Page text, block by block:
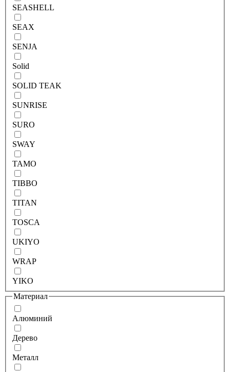
SEASHELL
SEAX
SENJA
Solid
SOLID TEAK
SUNRISE
SURO
SWAY
TAMO
TIBBO
TITAN
TOSCA
UKIYO
WRAP
YIKO
Материал
Алюминий
Дерево
Металл